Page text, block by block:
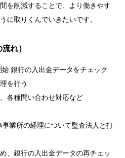
を削減することで、より働きやす
に取りくんでいきたいです。
れ）
銀行の入出金データをチェック
を行う
各種問い合わせ対応など
事業所の経理について監査法人と打
、銀行の入出金データの再チェッ